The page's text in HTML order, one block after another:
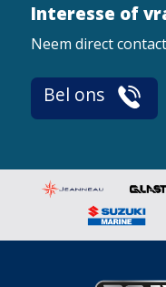
Interesse of
Neem direct
Bel ons